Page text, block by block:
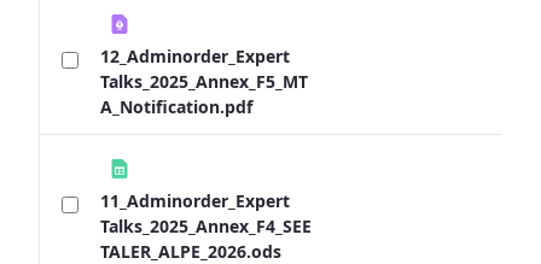
12_Adminorder_Expert
Talks_2025_Annex_F5_MT
A_Notification.pdf
11_Adminorder_Expert
Talks_2025_Annex_F4_SEE
TALER_ALPE_2026.ods